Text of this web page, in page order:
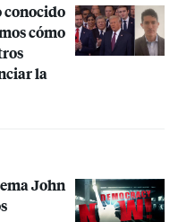
conocido
cómo
la
John